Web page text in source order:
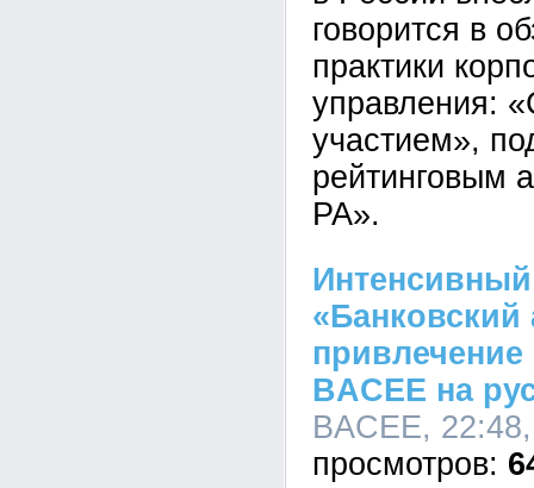
говорится в
практики
управления:
участием»,
рейтинговым
РА».
«Банковский
BACEE на
BACEE,